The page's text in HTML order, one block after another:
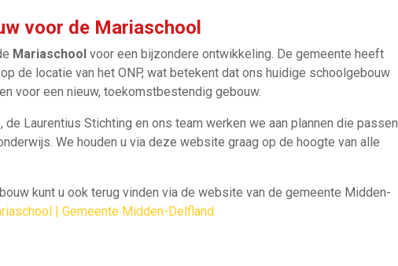
voor de Mariaschool
Mariaschool voor een bijzondere ontwikkeling. De gemeente heeft
de locatie van het ONP, wat betekent dat ons huidige schoolgebouw
voor een nieuw, toekomstbestendig gebouw.
de Laurentius Stichting en ons team werken we aan plannen die passen
We houden u via deze website graag op de hoogte van alle
kunt u ook terug vinden via de website van de gemeente Midden-
| Gemeente Midden-Delfland